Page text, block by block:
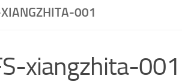
001
xiangzhita-001